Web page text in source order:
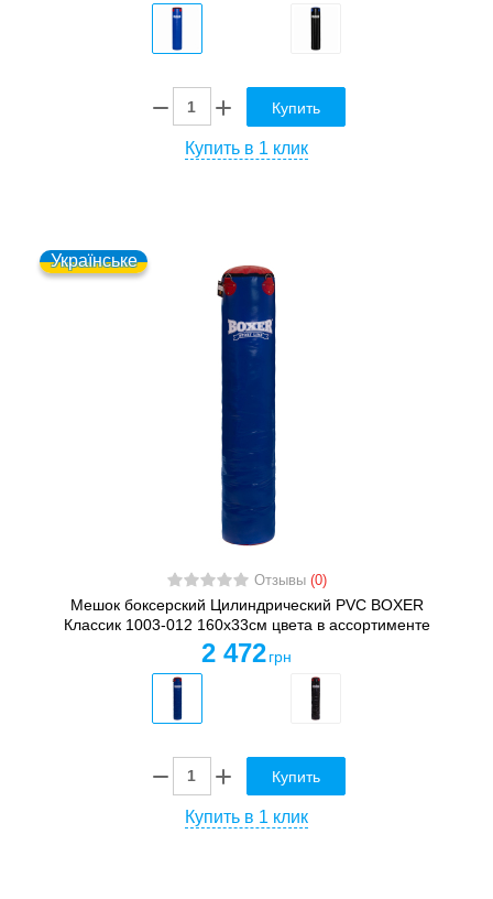
Купить
Купить в 1 клик
Українське
Отзывы (0)
Мешок боксерский Цилиндрический PVC BOXER
Классик 1003-012 160х33см цвета в ассортименте
2 472 грн
Купить
Купить в 1 клик